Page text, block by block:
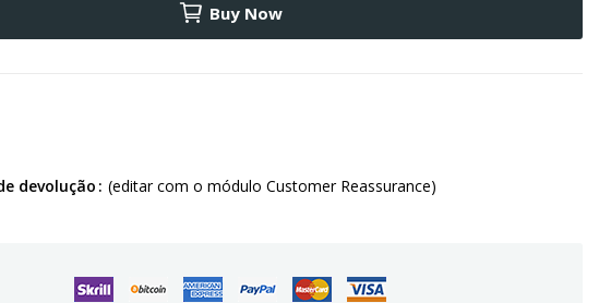
Buy Now
devolução (editar com o módulo Customer Reassurance)